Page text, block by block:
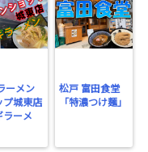
ーメン
プ城東店
ラーメ
松戸 富田食堂
「特濃つけ麺」